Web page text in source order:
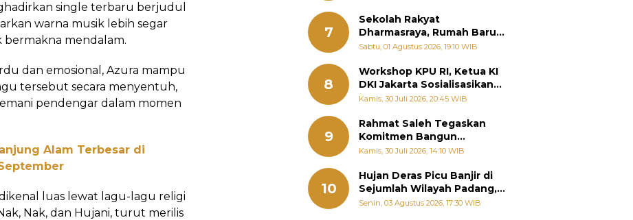
single terbaru berjudul
warna musik lebih segar
mendalam.
dan emosional, Azura mampu
tersebut secara menyentuh,
pendengar dalam momen
Alam Terbesar di
luas lewat lagu-lagu religi
Nak, dan Hujani, turut merilis
Jepang
7
Sekolah Rakyat
Dharmasraya, Rumah Baru
268 Anak Menggapai Mimpi
Kemiskinan
Sabtu, 01 Agustus 2026, 19:10 WIB
8
Workshop KPU RI, Ketua KI
DKI Jakarta Sosialisasikan
Hukum Acara Penyelesaian
Kamis, 30 Juli 2026, 20:45 WIB
9
Rahmat Saleh Tegaskan
Komitmen Bangun
Pertanian Sumbar Tanpa
Kamis, 30 Juli 2026, 14:10 WIB
10
Hujan Deras Picu Banjir di
Sejumlah Wilayah Padang,
Fadly Amran Perintahkan
Senin, 03 Agustus 2026, 17:30 WIB